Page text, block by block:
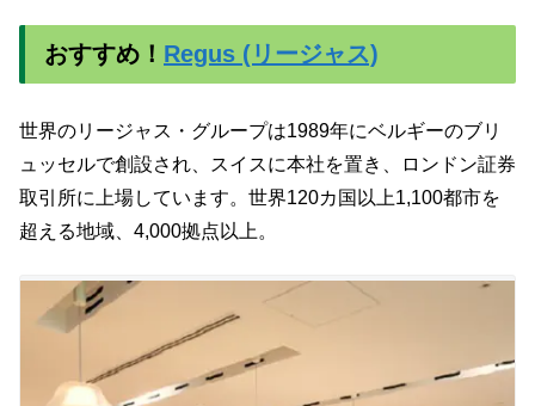
おすすめ！ Regus (リージャス)
世界のリージャス・グループは1989年にベルギーのブリ
ュッセルで創設され、スイスに本社を置き、ロンドン証券
取引所に上場しています。世界120カ国以上1,100都市を
超える地域、4,000拠点以上。